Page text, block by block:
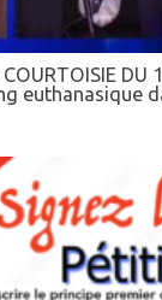
COURTOISIE
euthanasique